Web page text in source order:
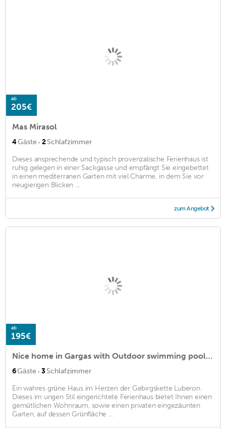
ab
205€
Mas Mirasol
4Gäste · 2Schlafzimmer
Dieses ansprechende und typisch provenzalische Ferienhaus ist
ruhig gelegen in einer Sackgasse und empfängt Sie eingebettet
in einen mediterranen Garten mit viel Charme, in dem Sie vor
neugierigen Blicken ...
zum Angebot
ab
195€
Nice home in Gargas with Outdoor swimming pool, WiFi and 3 Bedrooms
6Gäste · 3Schlafzimmer
Ein wahres grüne Haus im Herzen der Gebirgskette Luberon.
Dieses im urigen Stil eingerichtete Ferienhaus bietet Ihnen einen
gemütlichen Wohnraum, sowie einen privaten eingezäunten
Garten, auf dessen Grünfläche ...